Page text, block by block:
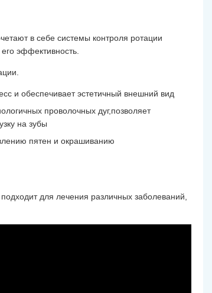
в себе системы контроля ротации
эффективность.
и обеспечивает эстетичный внешний вид
проволочных дуг,позволяет
на зубы
пятен и окрашиванию
для лечения различных заболеваний,